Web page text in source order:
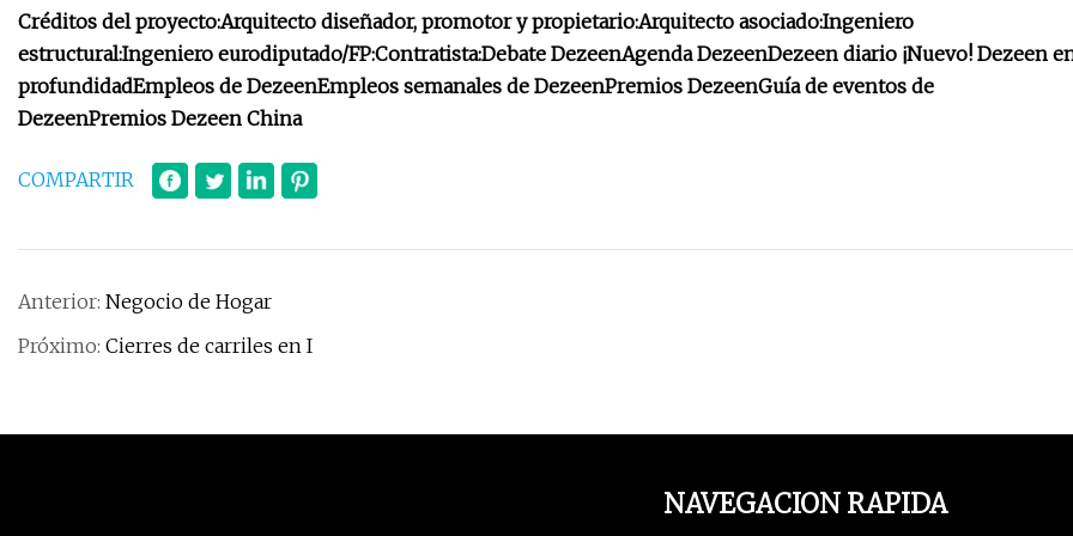
Créditos del proyecto:Arquitecto diseñador, promotor y propietario:Arquitecto asociado:Ingeniero
estructural:Ingeniero eurodiputado/FP:Contratista:Debate DezeenAgenda DezeenDezeen diario ¡Nuevo! Dezeen
profundidadEmpleos de DezeenEmpleos semanales de DezeenPremios DezeenGuía de eventos de
DezeenPremios Dezeen China
COMPARTIR
Anterior: Negocio de Hogar
Próximo: Cierres de carriles en I
NAVEGACION RAPIDA